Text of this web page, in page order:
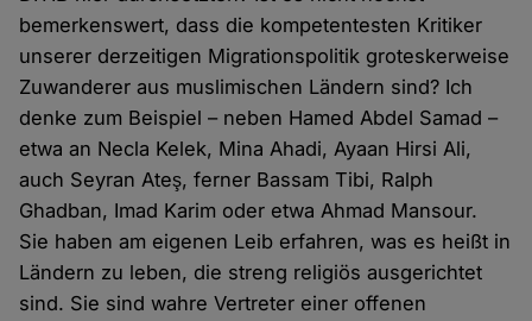
bemerkenswert, dass die kompetentesten Kritiker
unserer derzeitigen Migrationspolitik groteskerweise
Zuwanderer aus muslimischen Ländern sind? Ich
denke zum Beispiel – neben Hamed Abdel Samad –
etwa an Necla Kelek, Mina Ahadi, Ayaan Hirsi Ali,
auch Seyran Ateş, ferner Bassam Tibi, Ralph
Ghadban, Imad Karim oder etwa Ahmad Mansour.
Sie haben am eigenen Leib erfahren, was es heißt in
Ländern zu leben, die streng religiös ausgerichtet
sind. Sie sind wahre Vertreter einer offenen